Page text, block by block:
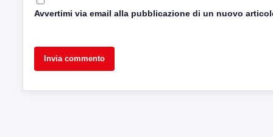
Avvertimi via email alla pubblicazione di un nuovo